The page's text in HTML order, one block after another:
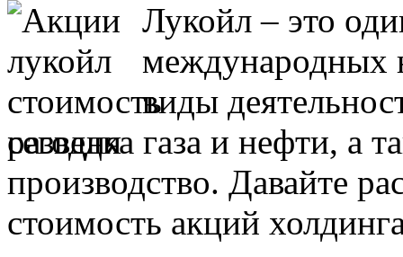
Лукойл – это
международных
виды
разведка газа и нефти, а
производство. Давайте
стоимость акций